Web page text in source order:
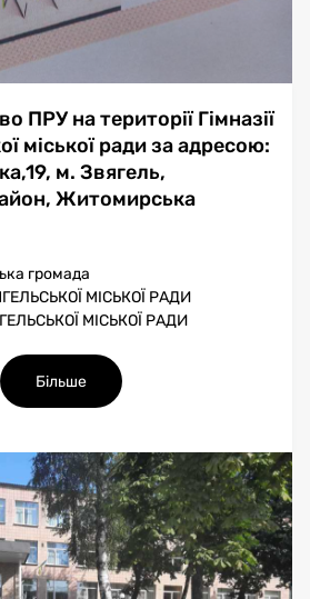
ПРУ на території Гімназії
міської ради за адресою:
м. Звягель,
Житомирська
громада
МІСЬКОЇ РАДИ
МІСЬКОЇ РАДИ
Більше